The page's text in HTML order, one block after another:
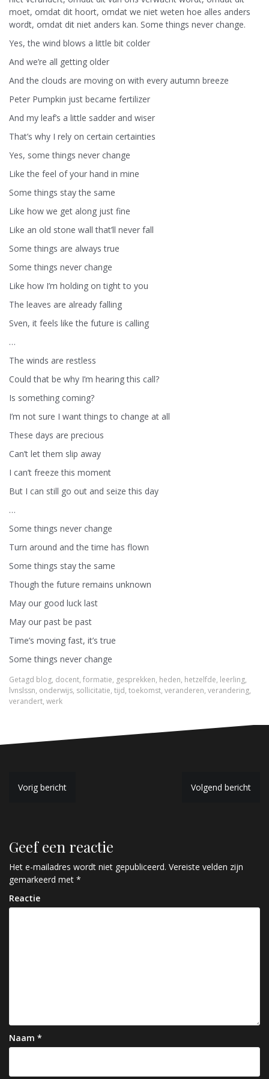
moet, omdat dit hoort, omdat we niet weten hoe alles anders
wordt, omdat dit niet anders kan. Some things never change.
Yes, the wind blows a little bit colder
And we’re all getting older
And the clouds are moving on with every autumn breeze
Peter Pumpkin just became fertilizer
And my leaf’s a little sadder and wiser
That’s why I rely on certain certainties
Yes, some things never change
Like the feel of your hand in mine
Some things stay the same
Like how we get along just fine
Like an old stone wall that’ll never fall
Some things are always true
Some things never change
Like how I’m holding on tight to you
The leaves are already falling
Sven, it feels like the future is calling
…
The winds are restless
Could that be why I’m hearing this call?
Is something coming?
I’m not sure I want things to change at all
These days are precious
Can’t let them slip away
I can’t freeze this moment
But I can still go out and seize this day
…
Some things never change
Turn around and the time has flown
Some things stay the same
Though the future remains unknown
May our good luck last
May our past be past
Time’s moving fast, it’s true
Some things never change
Getagd blog, docent, formatie, gesprekken, heden, hetzelfde, leerling,
lvnslssn, onderwijs, sollicitatie, tijd, toekomst, veranderen, verandering,
verandert, werk
B
i
c
h
t
a
t
i
Vorig bericht Volgend bericht
Geef een reactie
Het e-mailadres wordt niet gepubliceerd. Vereiste velden zijn
gemarkeerd met *
Reactie
Naam *